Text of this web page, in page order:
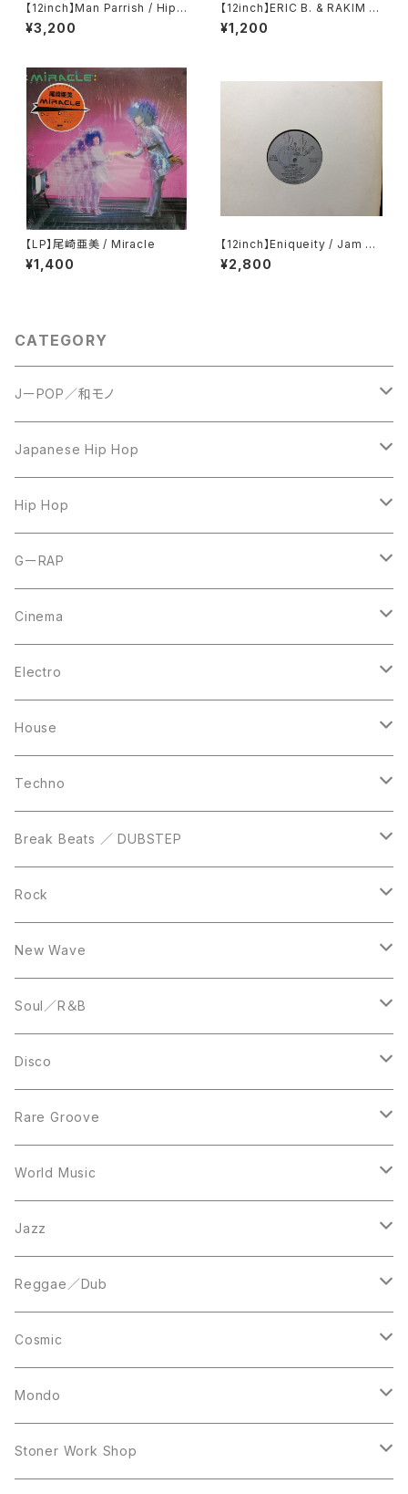
【12inch】Man Parrish / Hip
Hop Bee Bop (Don't Stop)
¥3,200
【12inch】ERIC B. & RAKIM / I
Know You Got Soul 95' FU
NKY MIX 19 C/D
¥1,200
【LP】尾崎亜美 / Miracle
¥1,400
【12inch】Eniqueity / Jam Ho
use Rock
¥2,800
CATEGORY
JーPOP／和モノ
LP
7inch
CD
12inch
10inch
Casette Tape
Japanese Hip Hop
12inch
LP
Hip Hop
LP
12inch
CD
GーRAP
12inch
LP
Cinema
LP
12inch
DVD
Electro
12inch
LP
House
LP
12inch
10inch
Techno
12inch
LP
Break Beats ／ DUBSTEP
12inch
LP
Rock
12inch
LP
New Wave
12inch
LP
Soul／R＆B
LP
12inch
Disco
7inch
12inch
LP
Acetate Press
10inch
Rare Groove
12inch
LP
World Music
12inch
LP
Jazz
LP
12inch
Reggae／Dub
LP
12inch
Cosmic
12inch
LP
Mondo
LP
Stoner Work Shop